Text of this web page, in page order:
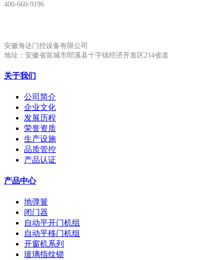
400-660-9196
安徽海达门控设备有限公司
地址：安徽省宣城市郎溪县十字镇经济开发区214省道
关于我们
公司简介
企业文化
发展历程
荣誉资质
生产设施
品质管控
产品认证
产品中心
地弹簧
闭门器
自动平开门机组
自动平移门机组
开窗机系列
玻璃指纹锁